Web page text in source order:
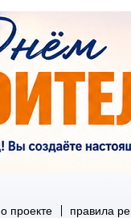
о проекте правила